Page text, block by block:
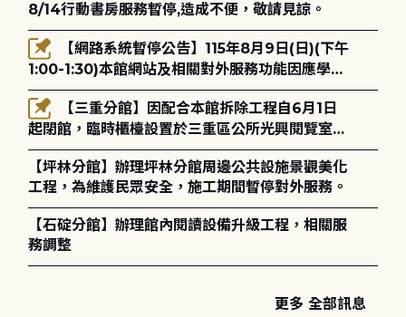
8/14行動書房服務暫停,造成不便，敬請見諒。
1:00-1:30)本館網站及相關對外服務功能因應學術
網路升級更新將暫停服務。
起閉館，臨時櫃檯設置於三重區公所光興閱覽室，
造成不便，敬請見諒。
【坪林分館】辦理坪林分館周邊公共設施景觀美化
工程，為維護民眾安全，施工期間暫停對外服務。
【石碇分館】辦理館內閱讀設備升級工程，相關服
務調整
更多 全部訊息